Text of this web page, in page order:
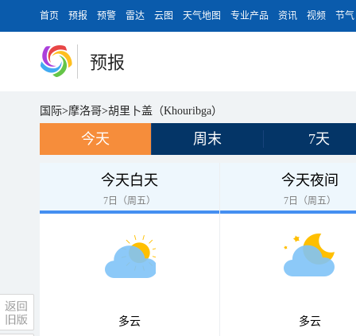
首页 预报 预警 雷达 云图 天气地图 专业产品 资讯 视频 节气
预报
国际>摩洛哥>胡里卜盖（Khouribga）
今天 周末 7天
今天白天
7日（周五）
多云
今天夜间
7日（周五）
多云